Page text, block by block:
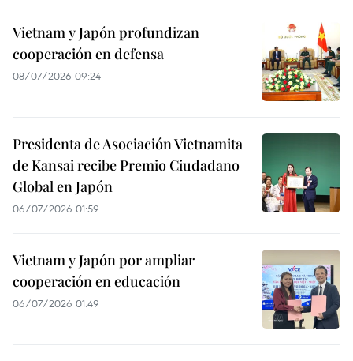
Vietnam y Japón profundizan
cooperación en defensa
08/07/2026 09:24
Presidenta de Asociación Vietnamita
de Kansai recibe Premio Ciudadano
Global en Japón
06/07/2026 01:59
Vietnam y Japón por ampliar
cooperación en educación
06/07/2026 01:49